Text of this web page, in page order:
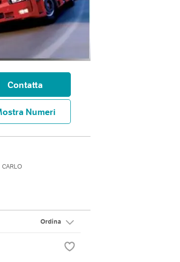
Contatta
Numeri
CARLO
Ordina